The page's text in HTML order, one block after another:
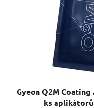
Gyeon Q2M
ks aplikátorů